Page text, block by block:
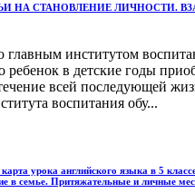
НА СТАНОВЛЕНИЕ ЛИЧНОСТИ.
главным институтом
ребенок в детские годы
всей последующей
воспитания обу...
урока английского языка в 5
в семье. Притяжательные и личные